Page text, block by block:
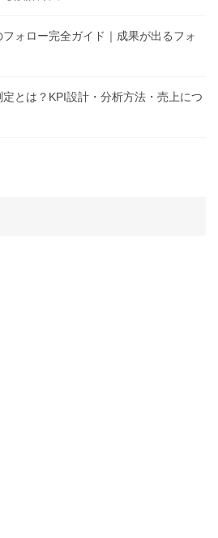
ォロー完全ガイド｜成果が出るフォ
とは？KPI設計・分析方法・売上につ